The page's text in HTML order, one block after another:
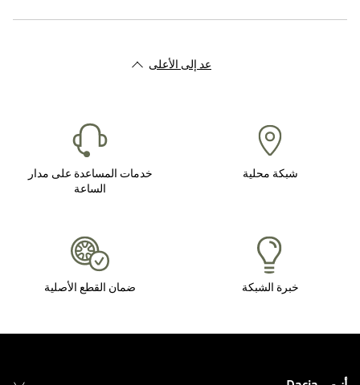
عد إلى الأعلى
شبكة محلية
خدمات المساعدة على مدار
الساعة
خبرة الشبكة ضمان القطع الأصلية